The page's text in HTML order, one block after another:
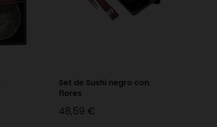
Set de Sushi negro con
flores
Precio
48,59 €